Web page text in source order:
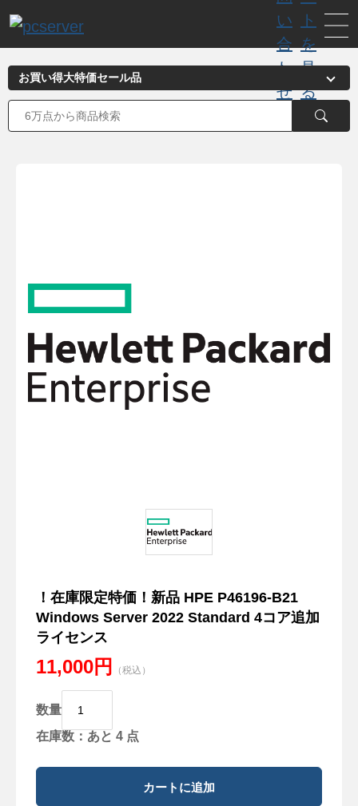
！在庫限定特価！新品 HPE P46196-B21
Windows Server 2022 Standard 4コア追加
ライセンス
11,000円 （税込）
数量
在庫数：あと 4 点